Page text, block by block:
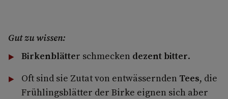
Gut zu wissen:
Birkenblätter schmecken dezent bitter.
Oft sind sie Zutat von entwässernden Tees, die
Frühlingsblätter der Birke eignen sich aber